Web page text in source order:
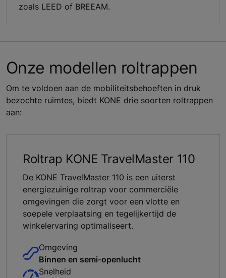
zoals LEED of BREEAM.
Onze modellen roltrappen
Om te voldoen aan de mobiliteitsbehoeften in druk
bezochte ruimtes, biedt KONE drie soorten roltrappen
aan:
Roltrap KONE TravelMaster 110
De KONE TravelMaster 110 is een uiterst
energiezuinige roltrap voor commerciële
omgevingen die zorgt voor een vlotte en
soepele verplaatsing en tegelijkertijd de
winkelervaring optimaliseert.
Omgeving
Binnen en semi-openlucht
Snelheid